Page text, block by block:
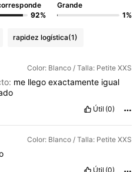
92%
Grande
1%
rapidez logística(1)
Color: Blanco / Talla: Petite XXS
me llegoexactamente igual
Útil (0)
Color: Blanco / Talla: Petite XXS
Útil (0)